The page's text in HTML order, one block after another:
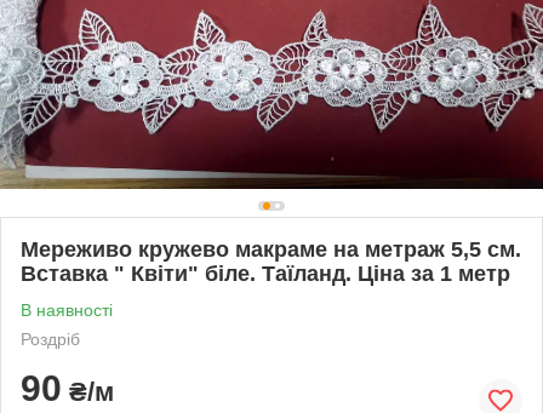
Мереживо кружево макраме на метраж 5,5 см.
Вставка " Квіти" біле. Таїланд. Ціна за 1 метр
В наявності
Роздріб
90 ₴/м